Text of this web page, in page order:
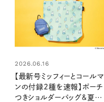
2026.06.16
【最新号ミッフィーとコールマ
ンの付録2種を速報】ポーチ
つきショルダーバッグ&夏柄